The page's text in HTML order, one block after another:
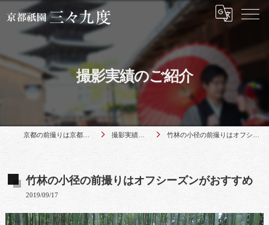
撮影実績のご紹介
京都の前撮りは京都祇園 三々九度 撮影実績のご紹介 竹林の小径の前撮りはオフシーズンがおすすめ
竹林の小径の前撮りはオフシーズンがおすすめ
2019/09/17